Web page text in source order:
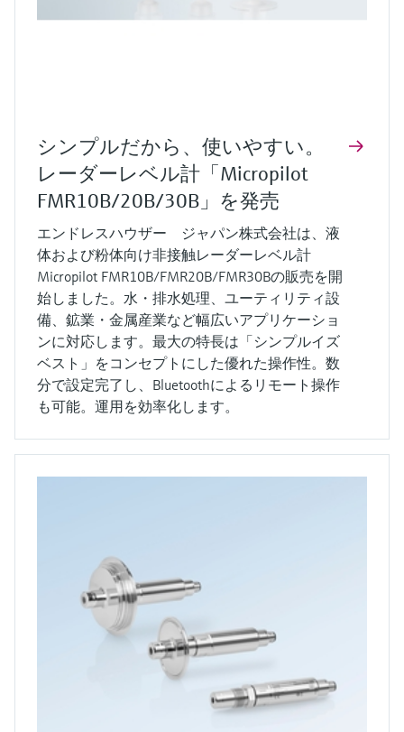
シンプルだから、使いやすい。
レーダーレベル計「Micropilot
FMR10B/20B/30B」を発売
エンドレスハウザー ジャパン株式会社は、液
体および粉体向け非接触レーダーレベル計
Micropilot FMR10B/FMR20B/FMR30Bの販売を開
始しました。水・排水処理、ユーティリティ設
備、鉱業・金属産業など幅広いアプリケーショ
ンに対応します。最大の特長は「シンプルイズ
ベスト」をコンセプトにした優れた操作性。数
分で設定完了し、Bluetoothによるリモート操作
も可能。運用を効率化します。